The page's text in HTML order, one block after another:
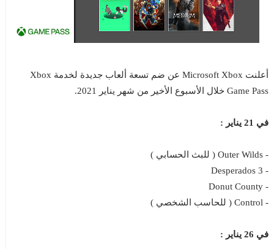
أعلنت Microsoft Xbox عن ضم تسعة ألعاب جديدة لخدمة Xbox
Game Pass خلال الأسبوع الأخير من شهر يناير 2021.
في 21 يناير :
- Outer Wilds ( للبث الحسابي )
- Desperados 3
- Donut County
- Control ( للحاسب الشخصي )
في 26 يناير :